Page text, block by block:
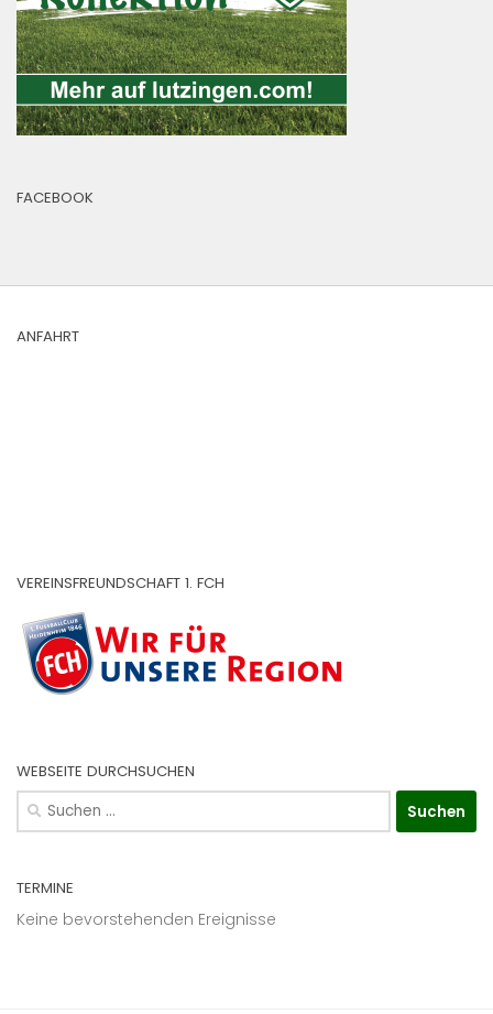
FACEBOOK
ANFAHRT
VEREINSFREUNDSCHAFT 1. FCH
WEBSEITE DURCHSUCHEN
Suchen
nach:
TERMINE
Keine bevorstehenden Ereignisse